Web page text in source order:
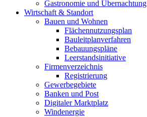
Gastronomie und Übernachtung
Wirtschaft & Standort
Bauen und Wohnen
Flächennutzungsplan
Bauleitplanverfahren
Bebauungspläne
Leerstandsinitiative
Firmenverzeichnis
Registrierung
Gewerbegebiete
Banken und Post
Digitaler Marktplatz
Windenergie